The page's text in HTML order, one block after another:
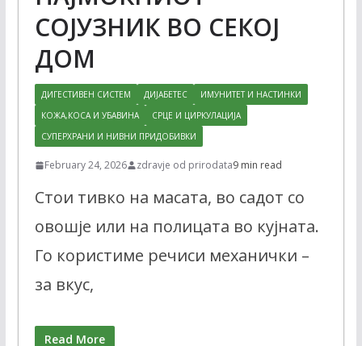
СОЈУЗНИК ВО СЕКОЈ
ДОМ
ДИГЕСТИВЕН СИСТЕМ ДИЈАБЕТЕС
ИМУНИТЕТ И НАСТИНКИ
КОЖА,КОСА И УБАВИНА
СРЦЕ И ЦИРКУЛАЦИЈА
СУПЕРХРАНИ И НИВНИ ПРИДОБИВКИ
February 24, 2026 zdravje od prirodata9 min read
Стои тивко на масата, во садот со
овошје или на полицата во кујната.
Го користиме речиси механички –
за вкус,
Read More